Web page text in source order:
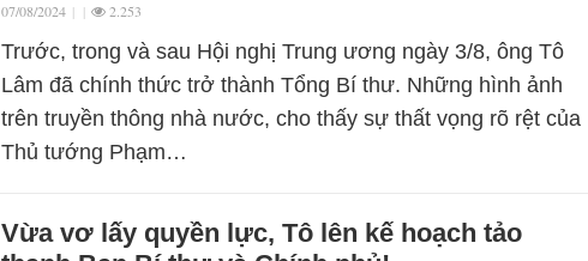
07/08/2024 | | 2.253
Trước, trong và sau Hội nghị Trung ương ngày 3/8, ông Tô
Lâm đã chính thức trở thành Tổng Bí thư. Những hình ảnh
trên truyền thông nhà nước, cho thấy sự thất vọng rõ rệt của
Thủ tướng Phạm…
Vừa vơ lấy quyền lực, Tô lên kế hoạch tảo